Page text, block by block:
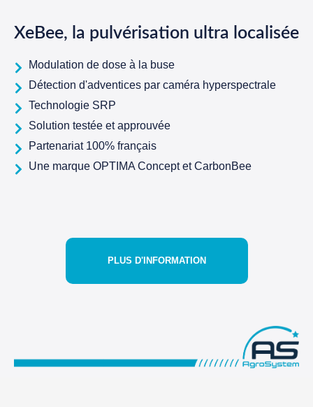
XeBee, la pulvérisation ultra localisée
Modulation de dose à la buse
Détection d'adventices par caméra hyperspectrale
Technologie SRP
Solution testée et approuvée
Partenariat 100% français
Une marque OPTIMA Concept et CarbonBee
PLUS D'INFORMATION